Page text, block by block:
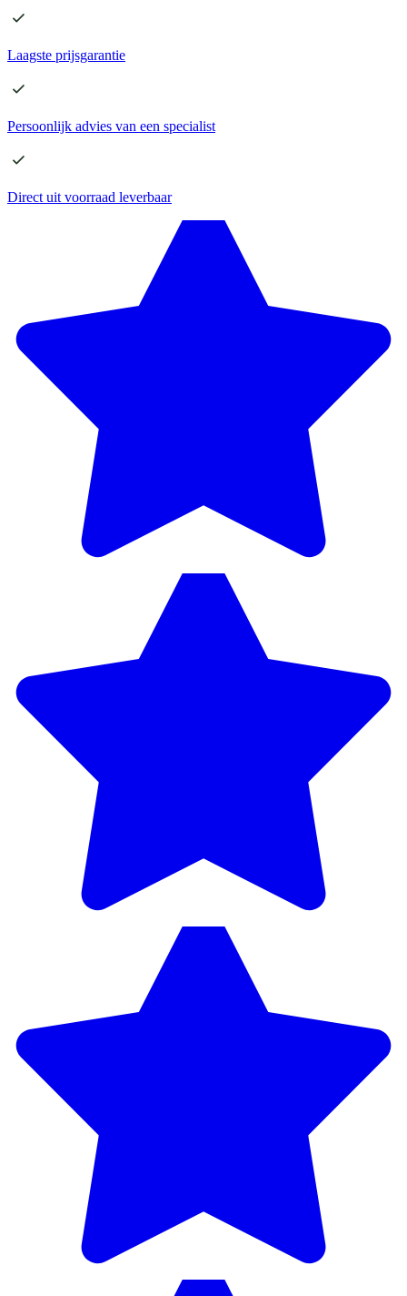
Laagste prijsgarantie
Persoonlijk advies van een specialist
Direct uit voorraad leverbaar